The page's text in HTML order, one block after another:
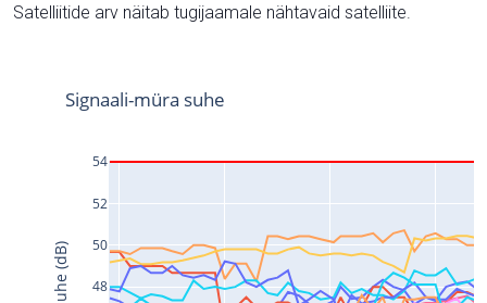
Satelliitide arv näitab tugijaamale nähtavaid satelliite.